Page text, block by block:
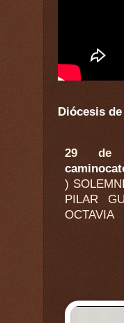
Diócesis
29 de
)
PILAR